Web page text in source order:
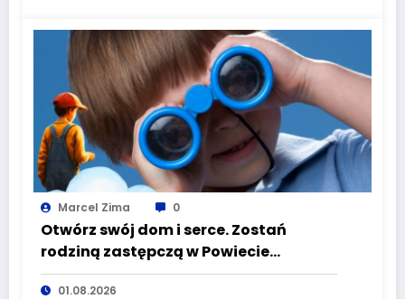
Marcel Zima 0
Otwórz swój dom i serce. Zostań
rodziną zastępczą w Powiecie
Wałbrzyskim
01.08.2026